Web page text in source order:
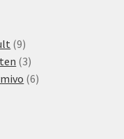
99
produktů
33
produkty
66